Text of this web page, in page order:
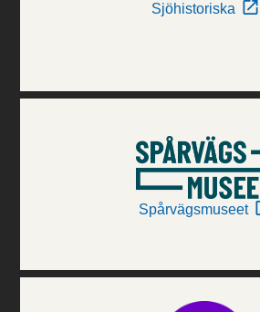
Sjöhistoriska
Spårvägsmuseet